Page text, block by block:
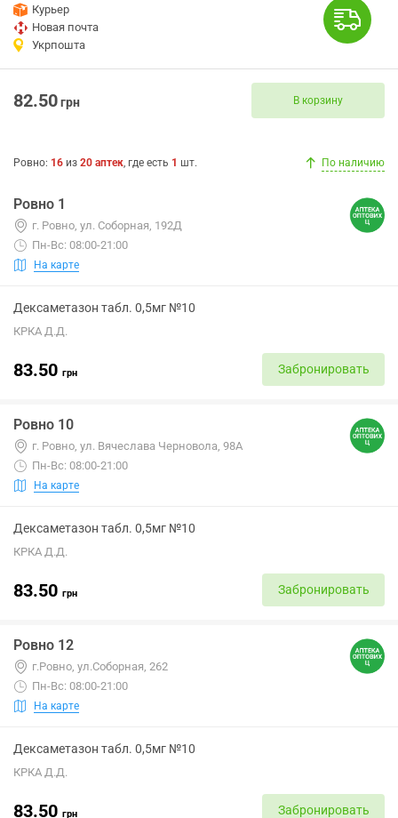
Курьер
Новая почта
Укрпошта
82.50грн В корзину
Ровно: 16 из 20 аптек, где есть 1 шт. По наличию
Ровно 1
г. Ровно, ул. Соборная, 192Д
Пн-Вс: 08:00-21:00
На карте
Дексаметазон табл. 0,5мг №10
КРКА Д.Д.
83.50 грн Забронировать
Ровно 10
г. Ровно, ул. Вячеслава Черновола, 98А
Пн-Вс: 08:00-21:00
На карте
Дексаметазон табл. 0,5мг №10
КРКА Д.Д.
83.50 грн Забронировать
Ровно 12
г.Ровно, ул.Соборная, 262
Пн-Вс: 08:00-21:00
На карте
Дексаметазон табл. 0,5мг №10
КРКА Д.Д.
83.50 грн Забронировать